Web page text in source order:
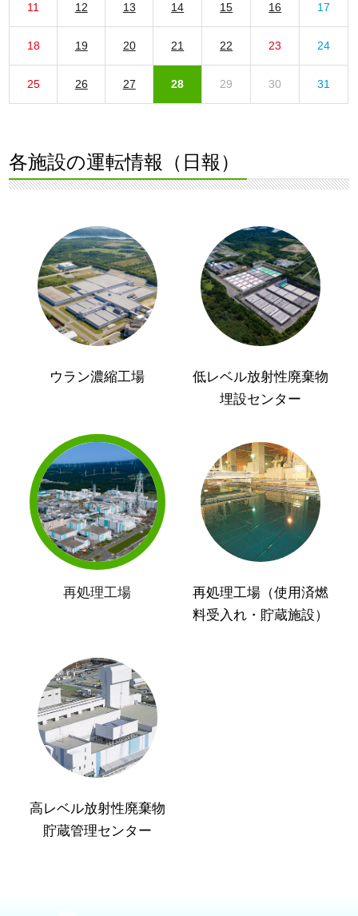
11 12 13 14 15 16 17
18 19 20 21 22 23 24
25 26 27 28 29 30 31
各施設の運転情報（日報）
ウラン濃縮工場
低レベル放射性廃棄物
埋設センター
再処理工場
再処理工場（使用済燃
料受入れ・貯蔵施設）
高レベル放射性廃棄物
貯蔵管理センター